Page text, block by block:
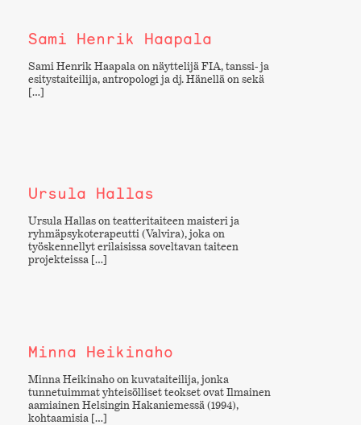
Sami Henrik Haapala
Sami Henrik Haapala on näyttelijä FIA, tanssi- ja
esitystaiteilija, antropologi ja dj. Hänellä on sekä
[…]
Ursula Hallas
Ursula Hallas on teatteritaiteen maisteri ja
ryhmäpsykoterapeutti (Valvira), joka on
työskennellyt erilaisissa soveltavan taiteen
projekteissa […]
Minna Heikinaho
Minna Heikinaho on kuvataiteilija, jonka
tunnetuimmat yhteisölliset teokset ovat Ilmainen
aamiainen Helsingin Hakaniemessä (1994),
kohtaamisia […]